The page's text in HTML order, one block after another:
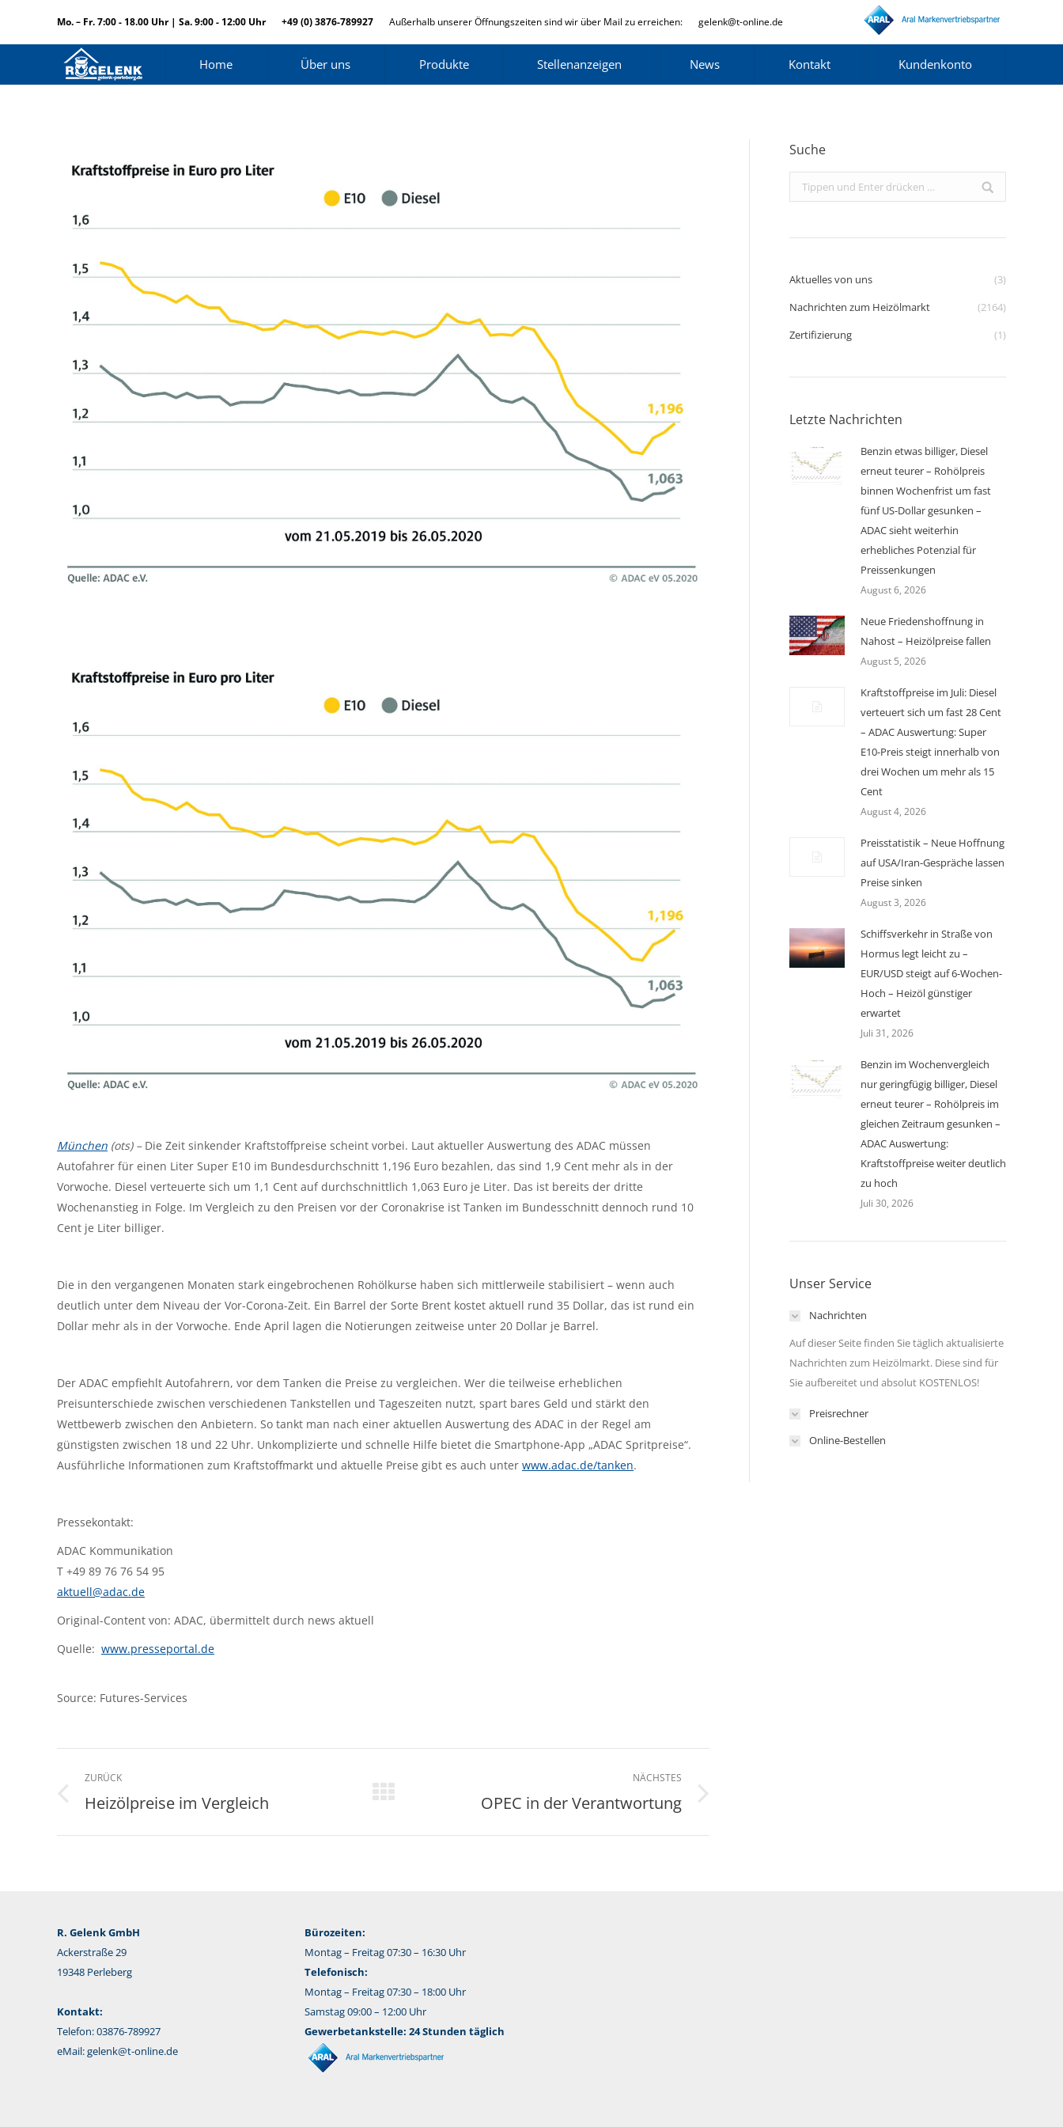
Mo. – Fr. 7:00 - 18.00 Uhr | Sa. 9:00 - 12:00 Uhr +49 (0) 3876-789927 Außerhalb unserer Öffnungszeiten sind wir über Mail zu erreichen: gelenk@t-online.de
Home Über uns Produkte Stellenanzeigen News Kontakt Kundenkonto
München (ots) – Die Zeit sinkender Kraftstoffpreise scheint vorbei. Laut aktueller Auswertung des ADAC müssen
Autofahrer für einen Liter Super E10 im Bundesdurchschnitt 1,196 Euro bezahlen, das sind 1,9 Cent mehr als in der
Vorwoche. Diesel verteuerte sich um 1,1 Cent auf durchschnittlich 1,063 Euro je Liter. Das ist bereits der dritte
Wochenanstieg in Folge. Im Vergleich zu den Preisen vor der Coronakrise ist Tanken im Bundesschnitt dennoch rund 10
Cent je Liter billiger.
Die in den vergangenen Monaten stark eingebrochenen Rohölkurse haben sich mittlerweile stabilisiert – wenn auch
deutlich unter dem Niveau der Vor-Corona-Zeit. Ein Barrel der Sorte Brent kostet aktuell rund 35 Dollar, das ist rund ein
Dollar mehr als in der Vorwoche. Ende April lagen die Notierungen zeitweise unter 20 Dollar je Barrel.
Der ADAC empfiehlt Autofahrern, vor dem Tanken die Preise zu vergleichen. Wer die teilweise erheblichen
Preisunterschiede zwischen verschiedenen Tankstellen und Tageszeiten nutzt, spart bares Geld und stärkt den
Wettbewerb zwischen den Anbietern. So tankt man nach einer aktuellen Auswertung des ADAC in der Regel am
günstigsten zwischen 18 und 22 Uhr. Unkomplizierte und schnelle Hilfe bietet die Smartphone-App „ADAC Spritpreise“.
Ausführliche Informationen zum Kraftstoffmarkt und aktuelle Preise gibt es auch unter www.adac.de/tanken.
Pressekontakt:
ADAC Kommunikation
T +49 89 76 76 54 95
aktuell@adac.de
Original-Content von: ADAC, übermittelt durch news aktuell
Quelle: www.presseportal.de
Source: Futures-Services
Kommentarnavigation
ZURÜCK
Vorheriger
Heizölpreise im Vergleich
NÄCHSTES
OPEC in der Verantwortung
Suche
Search:
Aktuelles von uns
(3)
Nachrichten zum Heizölmarkt
(2164)
Zertifizierung
(1)
Letzte Nachrichten
Benzin etwas billiger, Diesel
erneut teurer – Rohölpreis
binnen Wochenfrist um fast
fünf US-Dollar gesunken –
ADAC sieht weiterhin
erhebliches Potenzial für
Preissenkungen
August 6, 2026
Neue Friedenshoffnung in
Nahost – Heizölpreise fallen
August 5, 2026
Kraftstoffpreise im Juli: Diesel
verteuert sich um fast 28 Cent
– ADAC Auswertung: Super
E10-Preis steigt innerhalb von
drei Wochen um mehr als 15
Cent
August 4, 2026
Preisstatistik – Neue Hoffnung
auf USA/Iran-Gespräche lassen
Preise sinken
August 3, 2026
Schiffsverkehr in Straße von
Hormus legt leicht zu –
EUR/USD steigt auf 6-Wochen-
Hoch – Heizöl günstiger
erwartet
Juli 31, 2026
Benzin im Wochenvergleich
nur geringfügig billiger, Diesel
erneut teurer – Rohölpreis im
gleichen Zeitraum gesunken –
ADAC Auswertung:
Kraftstoffpreise weiter deutlich
zu hoch
Juli 30, 2026
Unser Service
Nachrichten
Auf dieser Seite finden Sie täglich aktualisierte
Nachrichten zum Heizölmarkt. Diese sind für
Sie aufbereitet und absolut KOSTENLOS!
Preisrechner
Online-Bestellen
R. Gelenk GmbH
Ackerstraße 29
19348 Perleberg
Kontakt:
Telefon: 03876-789927
eMail:gelenk@t-online.de
Bürozeiten:
Montag – Freitag 07:30 – 16:30 Uhr
Telefonisch:
Montag – Freitag 07:30 – 18:00 Uhr
Samstag 09:00 – 12:00 Uhr
Gewerbetankstelle: 24 Stunden täglich